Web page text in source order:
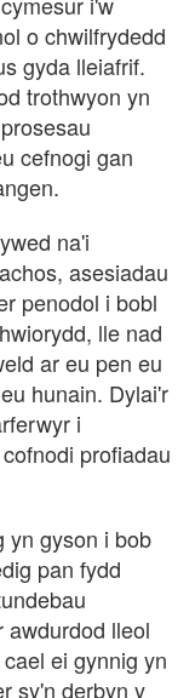
o chwilfrydedd
gyda lleiafrif.
trothwyon yn
cefnogi gan
na'i
asesiadau
penodol i bobl
lle nad
ar eu pen eu
hunain. Dylai'r
i
profiadau
yn gyson i bob
pan fydd
lleol
ei gynnig yn
sy'n derbyn y